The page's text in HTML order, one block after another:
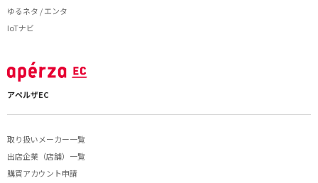
ゆるネタ / エンタ
IoTナビ
アペルザEC
取り扱いメーカー一覧
出店企業（店舗）一覧
購買アカウント申請